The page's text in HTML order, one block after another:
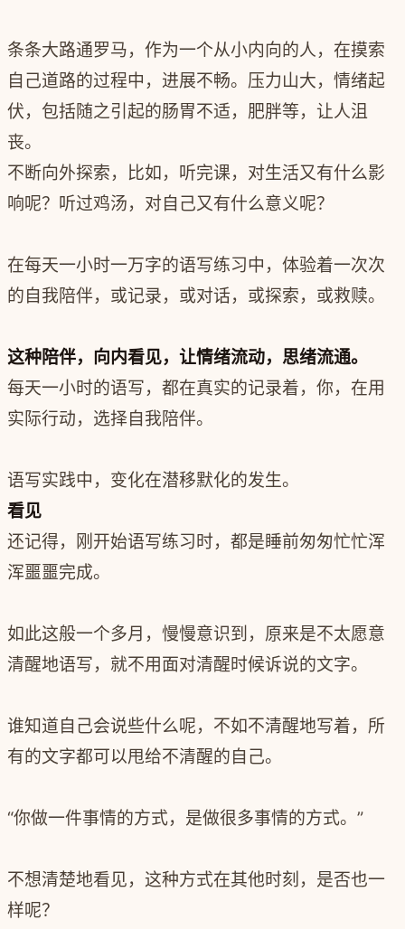
条条大路通罗马，作为一个从小内向的人，在摸索
自己道路的过程中，进展不畅。压力山大，情绪起
伏，包括随之引起的肠胃不适，肥胖等，让人沮
丧。
不断向外探索，比如，听完课，对生活又有什么影
响呢？听过鸡汤，对自己又有什么意义呢？
在每天一小时一万字的语写练习中，体验着一次次
的自我陪伴，或记录，或对话，或探索，或救赎。
这种陪伴，向内看见，让情绪流动，思绪流通。
每天一小时的语写，都在真实的记录着，你，在用
实际行动，选择自我陪伴。
语写实践中，变化在潜移默化的发生。
看见
还记得，刚开始语写练习时，都是睡前匆匆忙忙浑
浑噩噩完成。
如此这般一个多月，慢慢意识到，原来是不太愿意
清醒地语写，就不用面对清醒时候诉说的文字。
谁知道自己会说些什么呢，不如不清醒地写着，所
有的文字都可以甩给不清醒的自己。
“你做一件事情的方式，是做很多事情的方式。”
不想清楚地看见，这种方式在其他时刻，是否也一
样呢？